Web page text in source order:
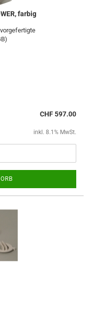
farbig
CHF 597.00
inkl. 8.1% MwSt.